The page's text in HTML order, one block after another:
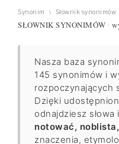
Synonim \ Słownik synonimów
SŁOWNIK SYNONIMÓW ·
Nasza baza
145 synonimów i
rozpoczynających
Dzięki
odnajdziesz
notować,
znaczenia,